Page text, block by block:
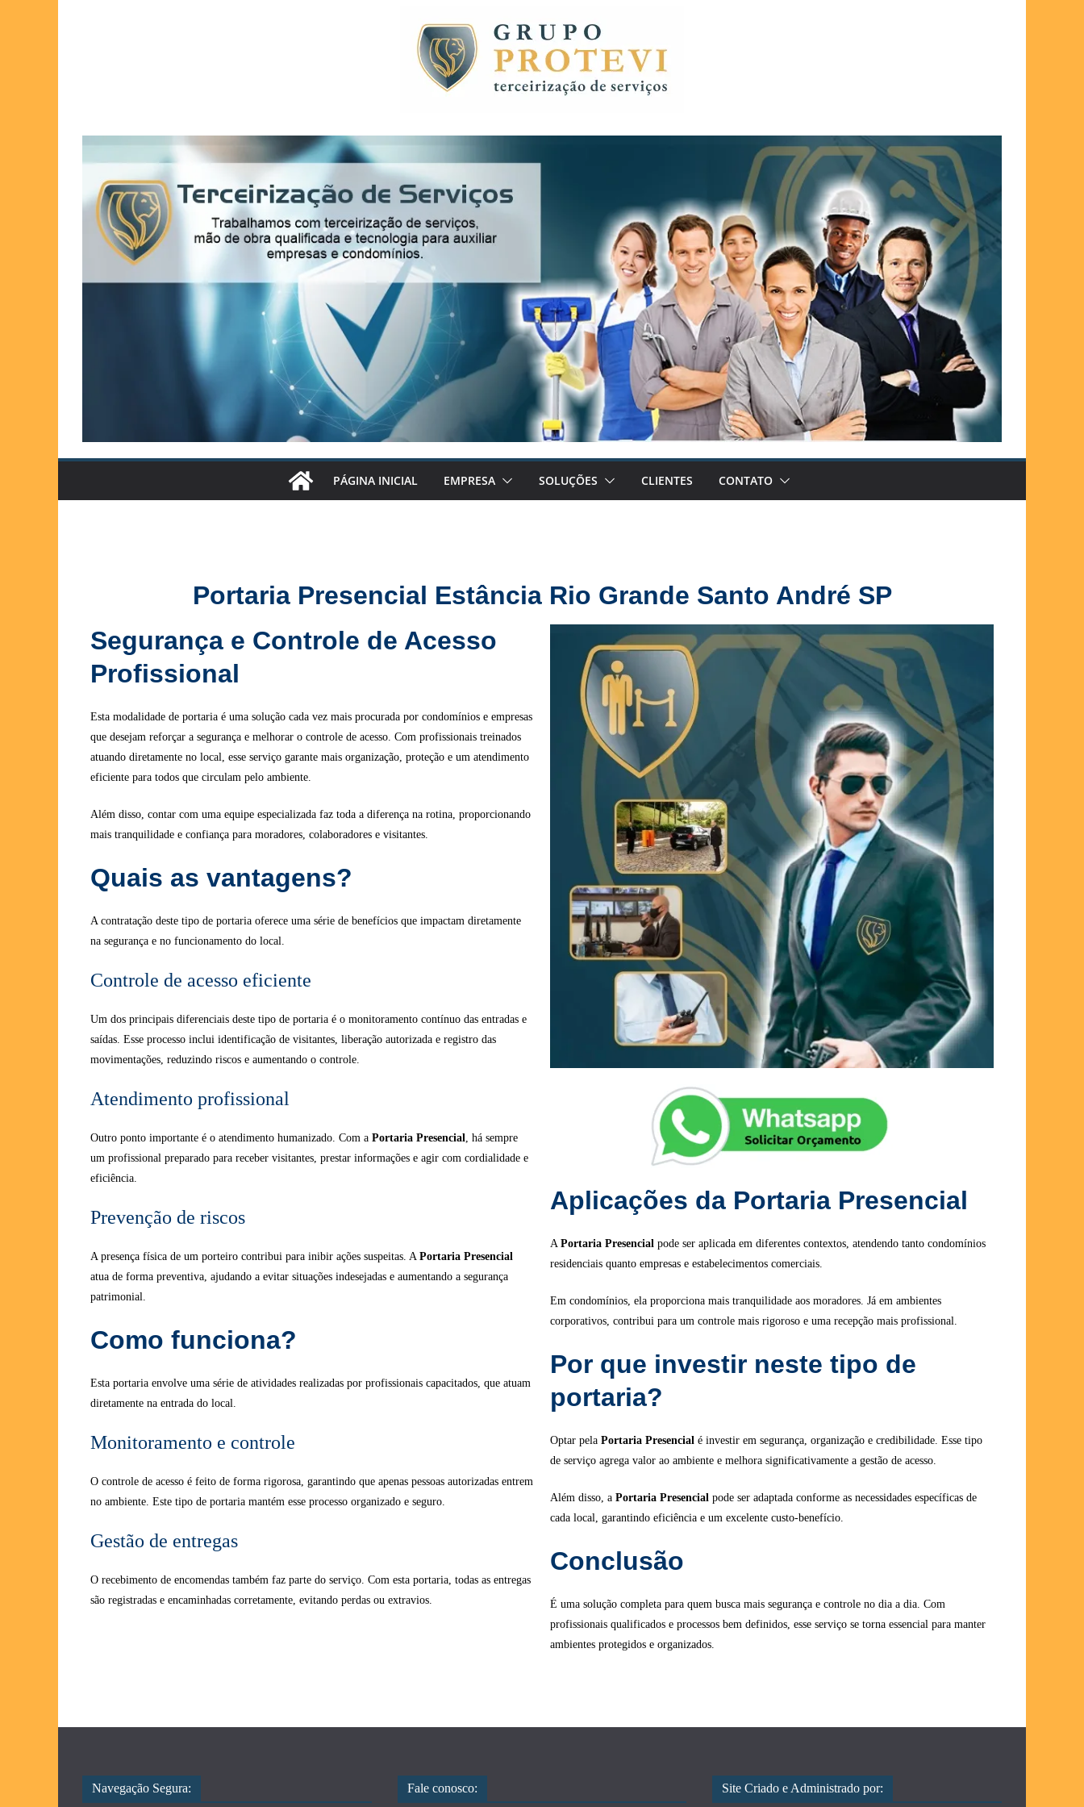
PÁGINA INICIAL EMPRESA SOLUÇÕES CLIENTES CONTATO
Portaria Presencial Estância Rio Grande Santo André SP
Segurança e Controle de Acesso
Profissional
Esta modalidade de portaria é uma solução cada vez mais procurada por condomínios e empresas
que desejam reforçar a segurança e melhorar o controle de acesso. Com profissionais treinados
atuando diretamente no local, esse serviço garante mais organização, proteção e um atendimento
eficiente para todos que circulam pelo ambiente.
Além disso, contar com uma equipe especializada faz toda a diferença na rotina, proporcionando
mais tranquilidade e confiança para moradores, colaboradores e visitantes.
Quais as vantagens?
A contratação deste tipo de portaria oferece uma série de benefícios que impactam diretamente
na segurança e no funcionamento do local.
Controle de acesso eficiente
Um dos principais diferenciais deste tipo de portaria é o monitoramento contínuo das entradas e
saídas. Esse processo inclui identificação de visitantes, liberação autorizada e registro das
movimentações, reduzindo riscos e aumentando o controle.
Atendimento profissional
Outro ponto importante é o atendimento humanizado. Com a Portaria Presencial, há sempre
um profissional preparado para receber visitantes, prestar informações e agir com cordialidade e
eficiência.
Prevenção de riscos
A presença física de um porteiro contribui para inibir ações suspeitas. A Portaria Presencial
atua de forma preventiva, ajudando a evitar situações indesejadas e aumentando a segurança
patrimonial.
Como funciona?
Esta portaria envolve uma série de atividades realizadas por profissionais capacitados, que atuam
diretamente na entrada do local.
Monitoramento e controle
O controle de acesso é feito de forma rigorosa, garantindo que apenas pessoas autorizadas entrem
no ambiente. Este tipo de portaria mantém esse processo organizado e seguro.
Gestão de entregas
O recebimento de encomendas também faz parte do serviço. Com esta portaria, todas as entregas
são registradas e encaminhadas corretamente, evitando perdas ou extravios.
Aplicações da Portaria Presencial
A Portaria Presencial pode ser aplicada em diferentes contextos, atendendo tanto condomínios
residenciais quanto empresas e estabelecimentos comerciais.
Em condomínios, ela proporciona mais tranquilidade aos moradores. Já em ambientes
corporativos, contribui para um controle mais rigoroso e uma recepção mais profissional.
Por que investir neste tipo de
portaria?
Optar pela Portaria Presencial é investir em segurança, organização e credibilidade. Esse tipo
de serviço agrega valor ao ambiente e melhora significativamente a gestão de acesso.
Além disso, a Portaria Presencial pode ser adaptada conforme as necessidades específicas de
cada local, garantindo eficiência e um excelente custo-benefício.
Conclusão
É uma solução completa para quem busca mais segurança e controle no dia a dia. Com
profissionais qualificados e processos bem definidos, esse serviço se torna essencial para manter
ambientes protegidos e organizados.
Navegação Segura: Fale conosco: Site Criado e Administrado por: